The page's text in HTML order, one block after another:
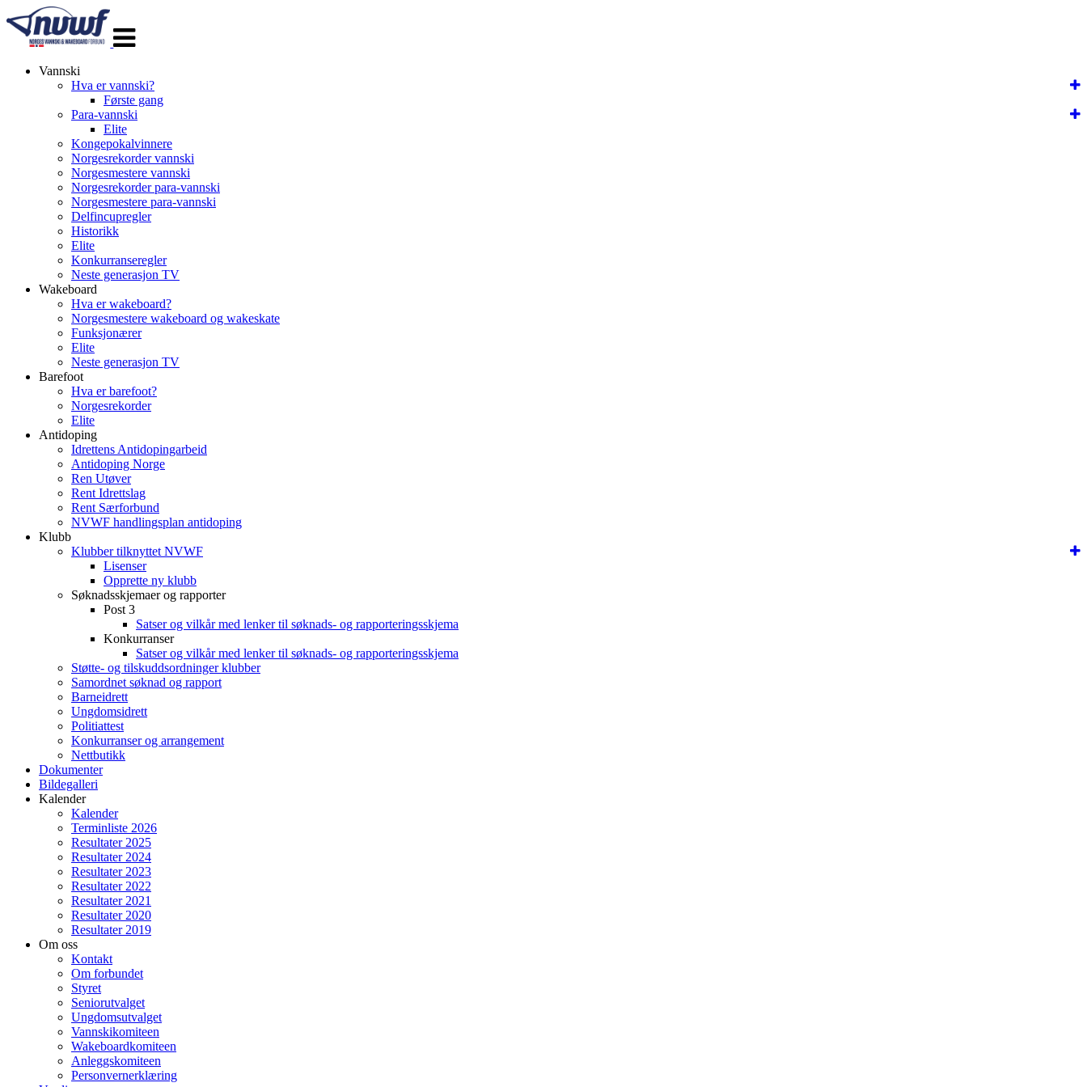
navigasjon
Vannski
Hva er vannski?
Første gang
Para-vannski
Elite
Kongepokalvinnere
Norgesrekorder vannski
Norgesmestere vannski
Norgesrekorder para-vannski
Norgesmestere para-vannski
Delfincupregler
Historikk
Elite
Konkurranseregler
Neste generasjon TV
Wakeboard
Hva er wakeboard?
Norgesmestere wakeboard og wakeskate
Funksjonærer
Elite
Neste generasjon TV
Barefoot
Hva er barefoot?
Norgesrekorder
Elite
Antidoping
Idrettens Antidopingarbeid
Antidoping Norge
Ren Utøver
Rent Idrettslag
Rent Særforbund
NVWF handlingsplan antidoping
Klubb
Klubber tilknyttet NVWF
Lisenser
Opprette ny klubb
Søknadsskjemaer og rapporter
Post 3
Satser og vilkår med lenker til søknads- og rapporteringsskjema
Konkurranser
Satser og vilkår med lenker til søknads- og rapporteringsskjema
Støtte- og tilskuddsordninger klubber
Samordnet søknad og rapport
Barneidrett
Ungdomsidrett
Politiattest
Konkurranser og arrangement
Nettbutikk
Dokumenter
Bildegalleri
Kalender
Kalender
Terminliste 2026
Resultater 2025
Resultater 2024
Resultater 2023
Resultater 2022
Resultater 2021
Resultater 2020
Resultater 2019
Om oss
Kontakt
Om forbundet
Styret
Seniorutvalget
Ungdomsutvalget
Vannskikomiteen
Wakeboardkomiteen
Anleggskomiteen
Personvernerklæring